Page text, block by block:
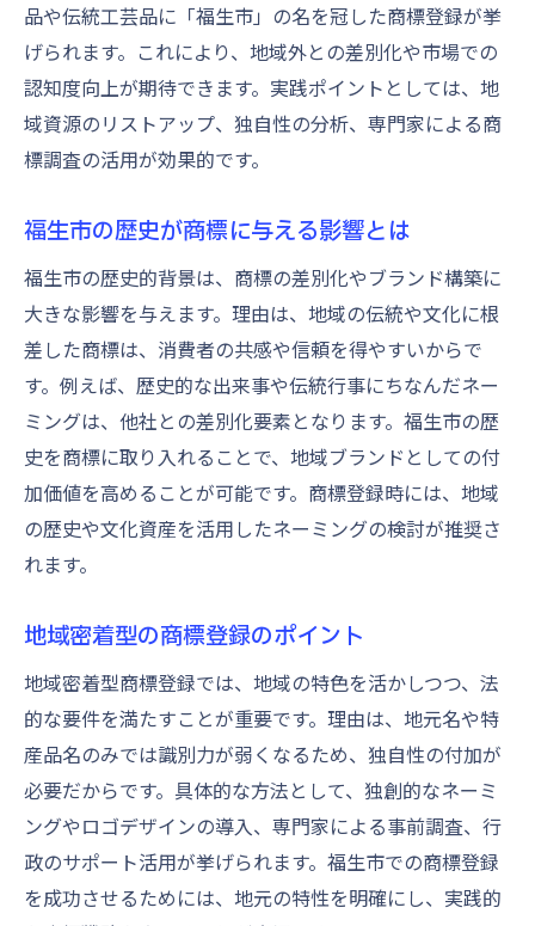
品や伝統工芸品に「福生市」の名を冠した商標登録が挙
げられます。これにより、地域外との差別化や市場での
認知度向上が期待できます。実践ポイントとしては、地
域資源のリストアップ、独自性の分析、専門家による商
標調査の活用が効果的です。
福生市の歴史が商標に与える影響とは
福生市の歴史的背景は、商標の差別化やブランド構築に
大きな影響を与えます。理由は、地域の伝統や文化に根
差した商標は、消費者の共感や信頼を得やすいからで
す。例えば、歴史的な出来事や伝統行事にちなんだネー
ミングは、他社との差別化要素となります。福生市の歴
史を商標に取り入れることで、地域ブランドとしての付
加価値を高めることが可能です。商標登録時には、地域
の歴史や文化資産を活用したネーミングの検討が推奨さ
れます。
地域密着型の商標登録のポイント
地域密着型商標登録では、地域の特色を活かしつつ、法
的な要件を満たすことが重要です。理由は、地元名や特
産品名のみでは識別力が弱くなるため、独自性の付加が
必要だからです。具体的な方法として、独創的なネーミ
ングやロゴデザインの導入、専門家による事前調査、行
政のサポート活用が挙げられます。福生市での商標登録
を成功させるためには、地元の特性を明確にし、実践的